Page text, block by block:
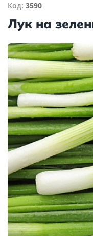
Код: 3590
Лук на